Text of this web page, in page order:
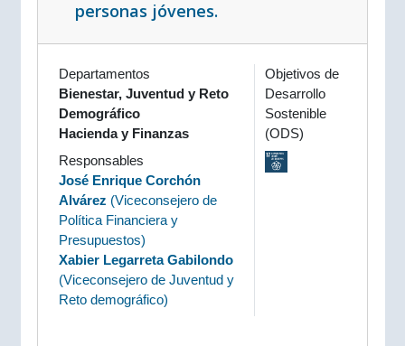
personas jóvenes.
Departamentos
Bienestar, Juventud y Reto
Demográfico
Hacienda y Finanzas
Responsables
José Enrique Corchón
Alvárez (Viceconsejero de
Política Financiera y
Presupuestos)
Xabier Legarreta Gabilondo
(Viceconsejero de Juventud y
Reto demográfico)
Objetivos de
Desarrollo
Sostenible
(ODS)